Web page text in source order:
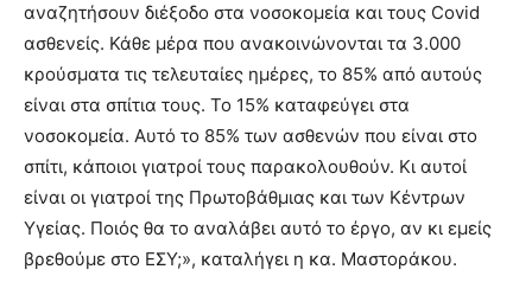
αναζητήσουν διέξοδο στα νοσοκομεία και τους Covid
ασθενείς. Κάθε μέρα που ανακοινώνονται τα 3.000
κρούσματα τις τελευταίες ημέρες, το 85% από αυτούς
είναι στα σπίτια τους. Το 15% καταφεύγει στα
νοσοκομεία. Αυτό το 85% των ασθενών που είναι στο
σπίτι, κάποιοι γιατροί τους παρακολουθούν. Κι αυτοί
είναι οι γιατροί της Πρωτοβάθμιας και των Κέντρων
Υγείας. Ποιός θα το αναλάβει αυτό το έργο, αν κι εμείς
βρεθούμε στο ΕΣΥ;», καταλήγει η κα. Μαστοράκου.